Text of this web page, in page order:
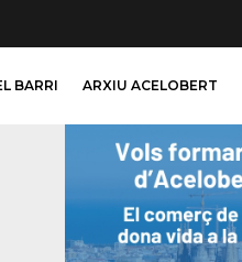
BARRI ARXIU ACELOBERT